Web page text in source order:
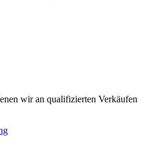
wir an qualifizierten Verkäufen